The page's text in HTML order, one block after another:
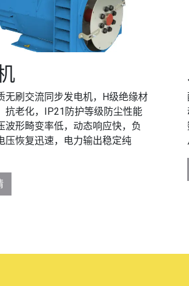
无刷交流同步发电机，H级绝缘材
抗老化，IP21防护等级防尘性能
波形畸变率低，动态响应快，负
压恢复迅速，电力输出稳定纯